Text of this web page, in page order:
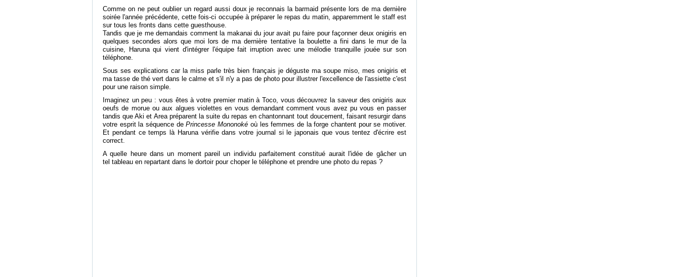
Comme on ne peut oublier un regard aussi doux je reconnais la barmaid présente lors de ma dernière
soirée l'année précédente, cette fois-ci occupée à préparer le repas du matin, apparemment le staff est
sur tous les fronts dans cette guesthouse.
Tandis que je me demandais comment la makanai du jour avait pu faire pour façonner deux onigiris en
quelques secondes alors que moi lors de ma dernière tentative la boulette a fini dans le mur de la
cuisine, Haruna qui vient d'intégrer l'équipe fait irruption avec une mélodie tranquille jouée sur son
téléphone.
Sous ses explications car la miss parle très bien français je déguste ma soupe miso, mes onigiris et
ma tasse de thé vert dans le calme et s'il n'y a pas de photo pour illustrer l'excellence de l'assiette c'est
pour une raison simple.
Imaginez un peu : vous êtes à votre premier matin à Toco, vous découvrez la saveur des onigiris aux
oeufs de morue ou aux algues violettes en vous demandant comment vous avez pu vous en passer
tandis que Aki et Area préparent la suite du repas en chantonnant tout doucement, faisant resurgir dans
votre esprit la séquence dePrincesse Mononoké où les femmes de la forge chantent pour se motiver.
Et pendant ce temps là Haruna vérifie dans votre journal si le japonais que vous tentez d'écrire est
correct.
A quelle heure dans un moment pareil un individu parfaitement constitué aurait l'idée de gâcher un
tel tableau en repartant dans le dortoir pour choper le téléphone et prendre une photo du repas ?